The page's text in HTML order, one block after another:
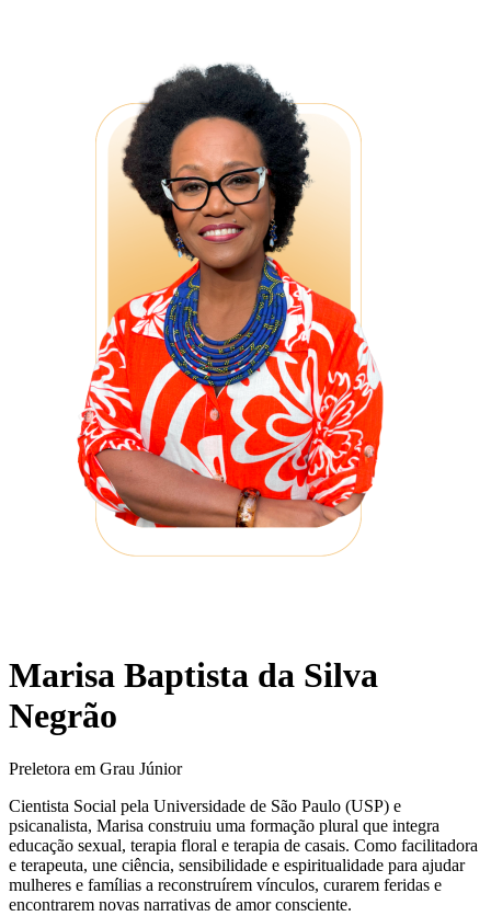
Marisa Baptista da Silva
Negrão
Preletora em Grau Júnior
Cientista Social pela Universidade de São Paulo (USP) e
psicanalista, Marisa construiu uma formação plural que integra
educação sexual, terapia floral e terapia de casais. Como facilitadora
e terapeuta, une ciência, sensibilidade e espiritualidade para ajudar
mulheres e famílias a reconstruírem vínculos, curarem feridas e
encontrarem novas narrativas de amor consciente.